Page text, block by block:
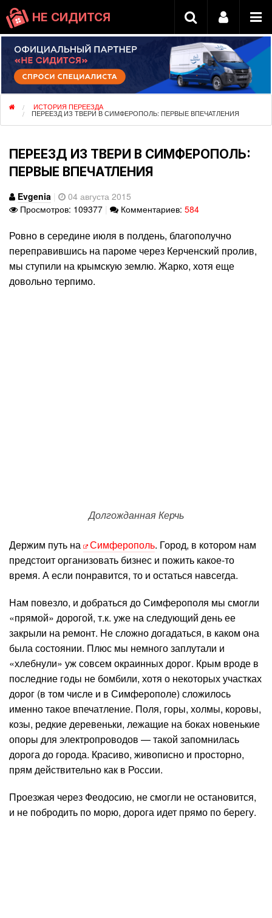
НЕ СИДИТСЯ
ИСТОРИЯ ПЕРЕЕЗДА
ПЕРЕЕЗД ИЗ ТВЕРИ В СИМФЕРОПОЛЬ: ПЕРВЫЕ ВПЕЧАТЛЕНИЯ
ПЕРЕЕЗД ИЗ ТВЕРИ В СИМФЕРОПОЛЬ:
ПЕРВЫЕ ВПЕЧАТЛЕНИЯ
Evgenia
04 августа 2015
Просмотров: 109377
Комментариев: 584
Ровно в середине июля в полдень, благополучно
переправившись на пароме через Керченский пролив,
мы ступили на крымскую землю. Жарко, хотя еще
довольно терпимо.
Долгожданная Керчь
Держим путь на Симферополь. Город, в котором нам
предстоит организовать бизнес и пожить какое-то
время. А если понравится, то и остаться навсегда.
Нам повезло, и добраться до Симферополя мы смогли
«прямой» дорогой, т.к. уже на следующий день ее
закрыли на ремонт. Не сложно догадаться, в каком она
была состоянии. Плюс мы немного заплутали и
«хлебнули» уж совсем окраинных дорог. Крым вроде в
последние годы не бомбили, хотя о некоторых участках
дорог (в том числе и в Симферополе) сложилось
именно такое впечатление. Поля, горы, холмы, коровы,
козы, редкие деревеньки, лежащие на боках новенькие
опоры для электропроводов — такой запомнилась
дорога до города. Красиво, живописно и просторно,
прям действительно как в России.
Проезжая через Феодосию, не смогли не остановится,
и не побродить по морю, дорога идет прямо по берегу.